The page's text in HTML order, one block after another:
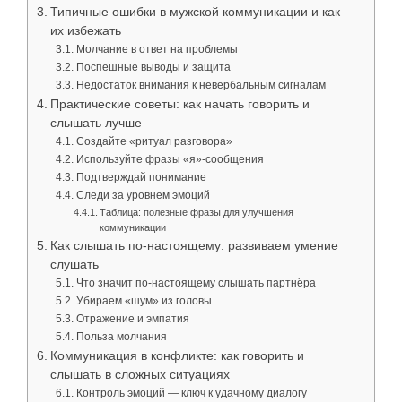
Типичные ошибки в мужской коммуникации и как
их избежать
Молчание в ответ на проблемы
Поспешные выводы и защита
Недостаток внимания к невербальным сигналам
Практические советы: как начать говорить и
слышать лучше
Создайте «ритуал разговора»
Используйте фразы «я»-сообщения
Подтверждай понимание
Следи за уровнем эмоций
Таблица: полезные фразы для улучшения
коммуникации
Как слышать по-настоящему: развиваем умение
слушать
Что значит по-настоящему слышать партнёра
Убираем «шум» из головы
Отражение и эмпатия
Польза молчания
Коммуникация в конфликте: как говорить и
слышать в сложных ситуациях
Контроль эмоций — ключ к удачному диалогу